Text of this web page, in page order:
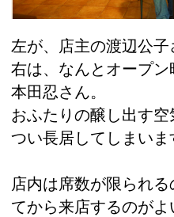
左が、店主の渡辺公子
右は、なんとオープン
本田忍さん。
おふたりの醸し出す空
つい長居してしまいま
店内は席数が限られ
てから来店するのがよ